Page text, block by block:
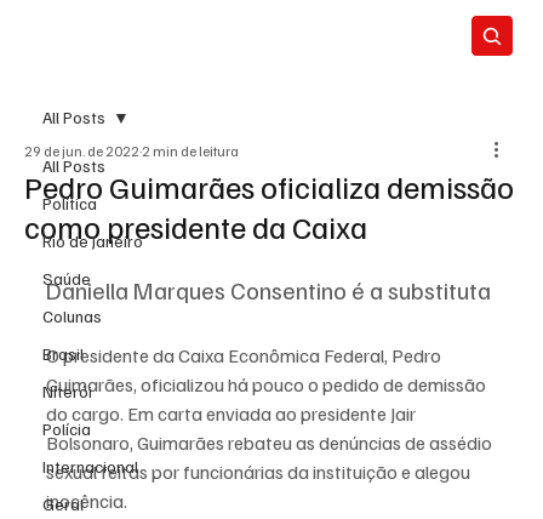
All Posts
Política
Rio de Janeiro
Saúde
Colunas
Brasil
Niterói
Polícia
Internacional
Geral
All Posts
Pedro Guimarães oficializa demissão
como presidente da Caixa
29 de jun. de 2022 2 min de leitura
Daniella Marques Consentino é a substituta
O presidente da Caixa Econômica Federal, Pedro
Guimarães, oficializou há pouco o pedido de demissão
do cargo. Em carta enviada ao presidente Jair
Bolsonaro, Guimarães rebateu as denúncias de assédio
sexual feitas por funcionárias da instituição e alegou
inocência.